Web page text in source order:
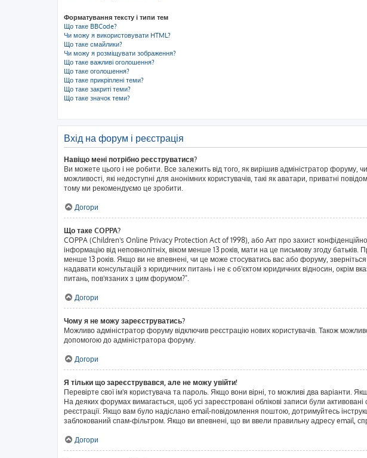
Форматування тексту і типи тем
Що таке BBCode?
Чи можу я використовувати HTML?
Що таке смайлики?
Чи можу я розміщувати зображення?
Що таке важливі оголошення?
Що таке оголошення?
Що таке прикріплені теми?
Що таке закриті теми?
Що таке значок теми?
Вхід на форум і реєстрація
Навіщо мені потрібно реєструватися?
Ви можете цього і не робити. Все залежить від того, як вирішив адміністратор форуму,
можливості, які недоступні для анонімних користувачів, такі як аватари, приватні
тому ми рекомендуємо це зробити.
Догори
Що таке COPPA?
COPPA (Children's Online Privacy Protection Act of 1998), або Акт про захист
інформацію від неповнолітніх, віком менше 13 років, мати на це письмову згоду
менше 13 років. Якщо ви не впевнені, чи це може стосуватись вас або форуму,
надавати консультацій з юридичних питань і не є об'єктом юридичних відносин, окрім
питань, пов'язаних з цим форумом?".
Догори
Чому я не можу зареєструватись?
Можливо адміністратор форуму відключив реєстрацію нових користувачів. Також
допомогою до адміністратора форуму.
Догори
Я тільки що зареєструвався, але не можу увійти!
Перевірте свої ім'я користувача та пароль. Якщо вони вірні, то можливі два варіанти.
На деяких форумах вимагається, щоб усі зареєстровані облікові записи були
реєстрації. Якщо вам було надіслано email-повідомлення поштою, дотримуйтесь
заблокований спам-фільтром. Якщо ви впевнені, що ви ввели правильну адресу email,
Догори